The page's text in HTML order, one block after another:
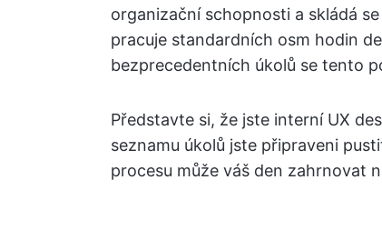
organizační schopnosti a skládá
pracuje standardních osm hodin
bezprecedentních úkolů se tento
Představte si, že jste interní UX
seznamu úkolů jste připraveni
procesu může váš den zahrnovat